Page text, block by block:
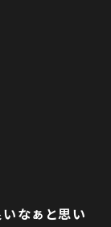
なぁと思い